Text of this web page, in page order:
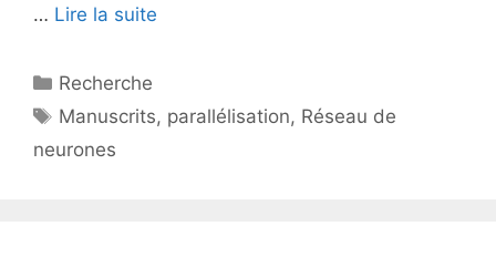
… Lire la suite
Catégories
Recherche
Étiquettes
Manuscrits, parallélisation, Réseau de
neurones